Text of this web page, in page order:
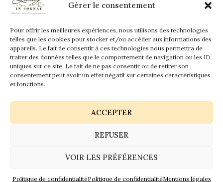
Gérer le consentement
Pour offrir les meilleures expériences, nous utilisons des technologies
telles que les cookies pour stocker et/ou accéder aux informations des
appareils. Le fait de consentir à ces technologies nous permettra de
traiter des données telles que le comportement de navigation ou les ID
uniques sur ce site. Le fait de ne pas consentir ou de retirer son
consentement peut avoir un effet négatif sur certaines caractéristiques
et fonctions.
ACCEPTER
REFUSER
VOIR LES PRÉFÉRENCES
Politique de confidentialitéPolitique de confidentialitéMentions légales
Plan du site
Living in Cognac Land
La vigne & Le verre
Newsletter
Dégustation sensorielle & Écriture
Contact
anne@livingincognac.com
Réalisation :GaiaCreative